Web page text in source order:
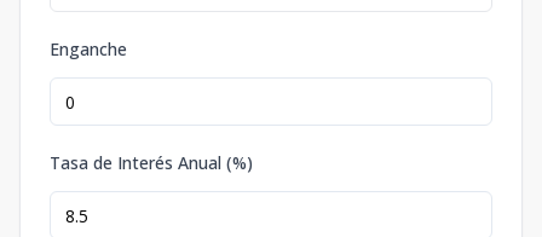
Enganche
Tasa de Interés Anual (%)